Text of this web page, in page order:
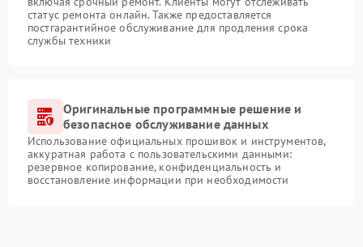
статус ремонта онлайн. Также предоставляется
постгарантийное обслуживание для продления срока
службы техники
Оригинальные программные решение и
безопасное обслуживание данных
Использование официальных прошивок и инструментов,
аккуратная работа с пользовательскими данными:
резервное копирование, конфиденциальность и
восстановление информации при необходимости